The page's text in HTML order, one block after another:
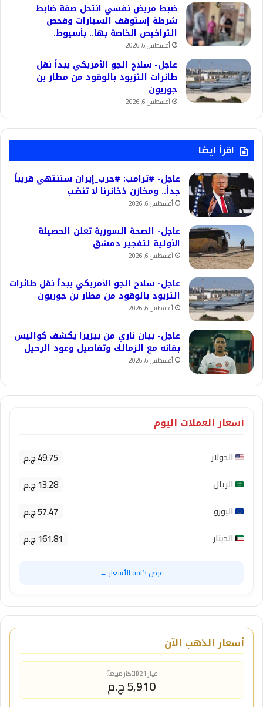
ضبط مريض نفسي انتحل صفة ضابط
شرطة إستوقف السيارات وفحص
التراخيص الخاصة بها.. بأسيوط.
أغسطس 6, 2026
عاجل- سلاح الجو الأمريكي يبدأ نقل
طائرات التزيود بالوقود من مطار بن
جوريون
أغسطس 6, 2026
اقرأ ايضا
عاجل- #ترامب: #حرب_إيران ستنتهي قريباً
جداً.. ومخازن ذخائرنا لا تنضب
أغسطس 6, 2026
عاجل- الصحة السورية تعلن الحصيلة
الأولية لتفجير دمشق
أغسطس 6, 2026
عاجل- سلاح الجو الأمريكي يبدأ نقل طائرات
التزيود بالوقود من مطار بن جوريون
أغسطس 6, 2026
عاجل- بيان ناري من بيزيرا يكشف كواليس
بقائه مع الزمالك وتفاصيل وعود الرحيل
أغسطس 6, 2026
أسعار العملات اليوم
الدولار 49.75 ج.م
الريال 13.28 ج.م
اليورو 57.47 ج.م
الدينار 161.81 ج.م
عرض كافة الأسعار ←
أسعار الذهب الآن
عيار 21 (الأكثر مبيعاً)
5,910 ج.م